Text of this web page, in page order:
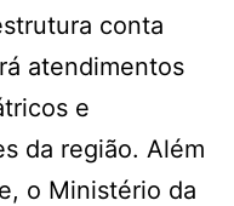
conta
atendimentos
e
da região. Além
o Ministério da